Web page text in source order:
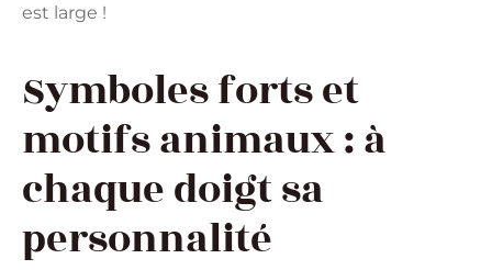
est large !
Symboles forts et
motifs animaux : à
chaque doigt sa
personnalité